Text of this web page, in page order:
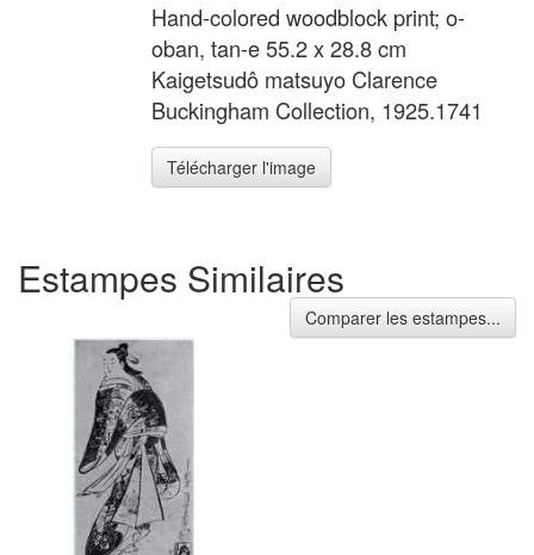
Hand-colored woodblock print; o-
oban, tan-e 55.2 x 28.8 cm
Kaigetsudô matsuyo Clarence
Buckingham Collection, 1925.1741
Télécharger l'image
Estampes Similaires
Comparer les estampes...